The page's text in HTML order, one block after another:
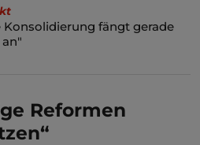
Konsolidierung fängt gerade
Reformen